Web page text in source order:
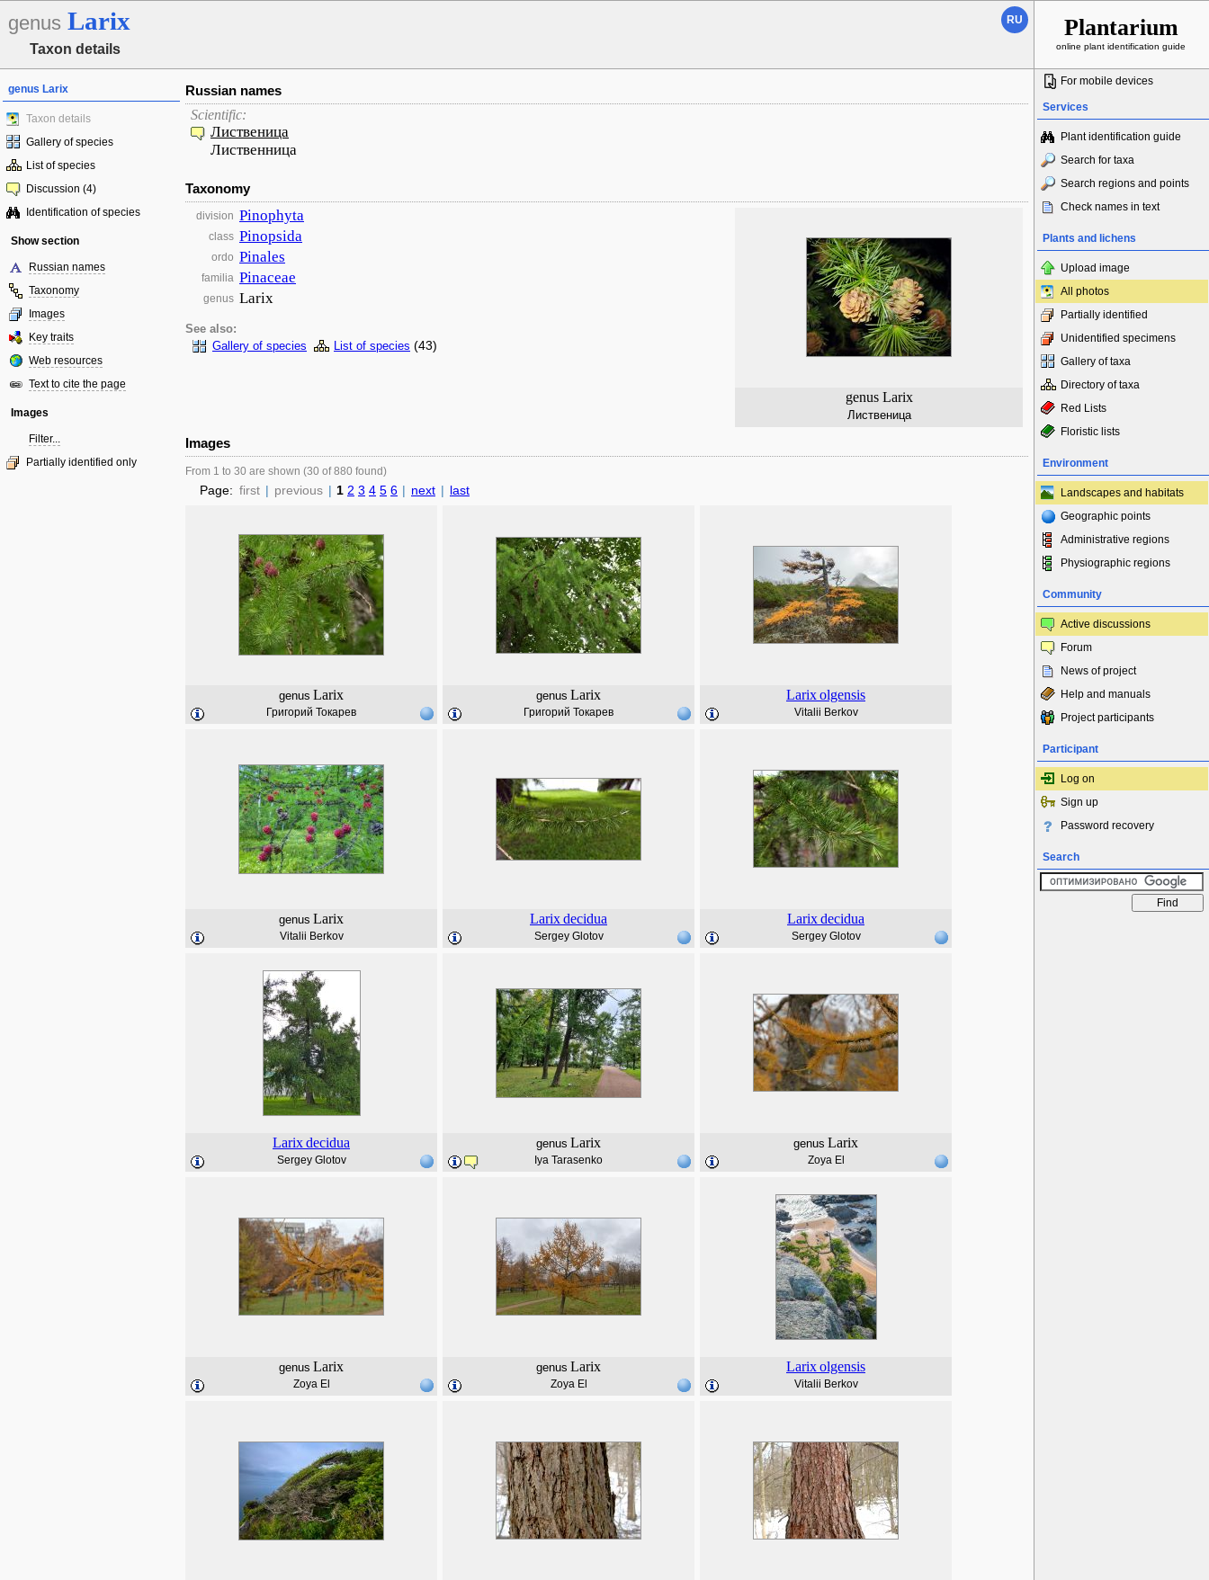
genus Larix
Taxon details
RU Plantarium
online plant identification guide
genus Larix
Taxon details
Gallery of species
List of species
Discussion (4)
Identification of species
Show section
Russian names
Taxonomy
Images
Key traits
Web resources
Text to cite the page
Images
Filter...
Partially identified only
Russian names
Scientific:
Лиственица
Лиственница
Taxonomy
genus Larix
Лиственица
division Pinophyta
class Pinopsida
ordo Pinales
familia Pinaceae
genus Larix
See also:
Gallery of species
List of species (43)
Images
From 1 to 30 are shown (30 of 880 found)
Page: first | previous | 1 2 3 4 5 6 | next | last
genus Larix
Григорий Токарев
genus Larix
Григорий Токарев
Larixolgensis
Vitalii Berkov
genus Larix
Vitalii Berkov
Larixdecidua
Sergey Glotov
Larixdecidua
Sergey Glotov
Larixdecidua
Sergey Glotov
genus Larix
Iya Tarasenko
genus Larix
Zoya El
genus Larix
Zoya El
genus Larix
Zoya El
Larixolgensis
Vitalii Berkov
For mobile devices
Services
Plant identification guide
Search for taxa
Search regions and points
Check names in text
Plants and lichens
Upload image
All photos
Partially identified
Unidentified specimens
Gallery of taxa
Directory of taxa
Red Lists
Floristic lists
Environment
Landscapes and habitats
Geographic points
Administrative regions
Physiographic regions
Community
Active discussions
Forum
News of project
Help and manuals
Project participants
Participant
Log on
Sign up
Password recovery
Search